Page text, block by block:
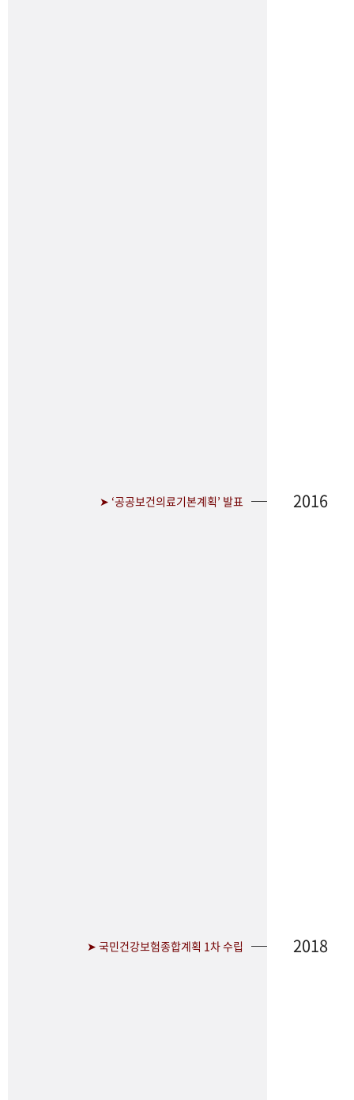
➤ ‘공공보건의료기본계획’ 발표 2016
➤ 국민건강보험종합계획 1차 수립 2018